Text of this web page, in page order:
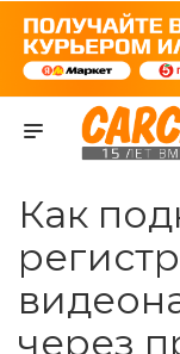
Как
через